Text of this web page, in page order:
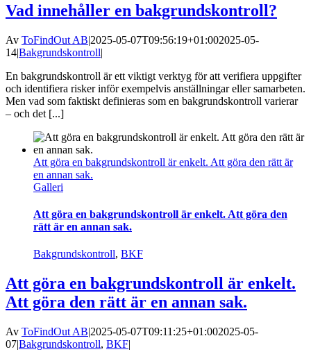
Vad innehåller en bakgrundskontroll?
Av ToFindOut AB|2025-05-07T09:56:19+01:002025-05-
14|Bakgrundskontroll|
En bakgrundskontroll är ett viktigt verktyg för att verifiera uppgifter
och identifiera risker inför exempelvis anställningar eller samarbeten.
Men vad som faktiskt definieras som en bakgrundskontroll varierar
– och det [...]
Att göra en bakgrundskontroll är enkelt. Att göra den rätt är
en annan sak.
Galleri
Att göra en bakgrundskontroll är enkelt. Att göra den
rätt är en annan sak.
Bakgrundskontroll, BKF
Att göra en bakgrundskontroll är enkelt.
Att göra den rätt är en annan sak.
Av ToFindOut AB|2025-05-07T09:11:25+01:002025-05-
07|Bakgrundskontroll, BKF|